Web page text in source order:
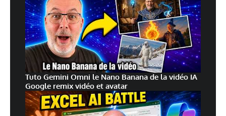
Tuto Gemini Omni le Nano Banana de la vidéo IA
Google remix vidéo et avatar